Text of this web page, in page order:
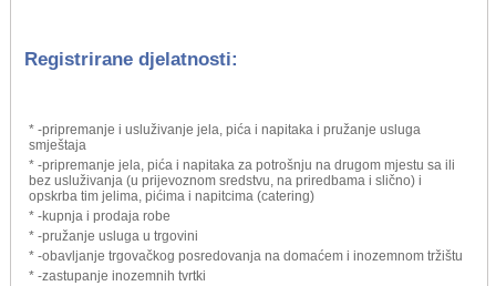
Registrirane djelatnosti:
* -pripremanje i usluživanje jela, pića i napitaka i pružanje usluga
smještaja
* -pripremanje jela, pića i napitaka za potrošnju na drugom mjestu sa ili
bez usluživanja (u prijevoznom sredstvu, na priredbama i slično) i
opskrba tim jelima, pićima i napitcima (catering)
* -kupnja i prodaja robe
* -pružanje usluga u trgovini
* -obavljanje trgovačkog posredovanja na domaćem i inozemnom tržištu
* -zastupanje inozemnih tvrtki